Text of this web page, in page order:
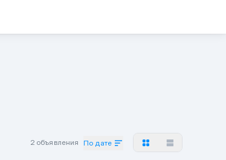
2 объявления По дате